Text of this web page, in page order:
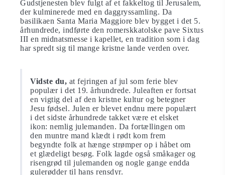
Gudstjenesten blev fulgt af et fakkeltog til Jerusalem,
der kulminerede med en daggryssamling. Da
basilikaen Santa Maria Maggiore blev bygget i det 5.
århundrede, indførte den romerskkatolske pave Sixtus
III en midnatsmesse i kapellet, en tradition som i dag
har spredt sig til mange kristne lande verden over.
Vidste du, at fejringen af jul som ferie blev
populær i det 19. århundrede. Juleaften er fortsat
en vigtig del af den kristne kultur og betegner
Jesu fødsel. Julen er blevet endnu mere populært
i det sidste århundrede takket være et elsket
ikon: nemlig julemanden. Da fortællingen om
den muntre mand klædt i rødt kom frem
begyndte folk at hænge strømper op i håbet om
et glædeligt besøg. Folk lagde også småkager og
risengrød til julemanden og nogle gange endda
gulerødder til hans rensdyr.